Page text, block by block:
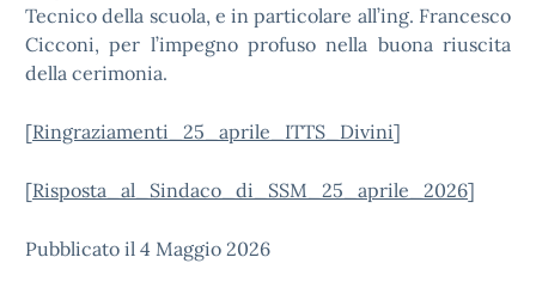
Tecnico della scuola, e in particolare all’ing. Francesco
Cicconi, per l’impegno profuso nella buona riuscita
della cerimonia.
[Ringraziamenti_25_aprile_ITTS_Divini]
[Risposta_al_Sindaco_di_SSM_25_aprile_2026]
Pubblicato il 4 Maggio 2026